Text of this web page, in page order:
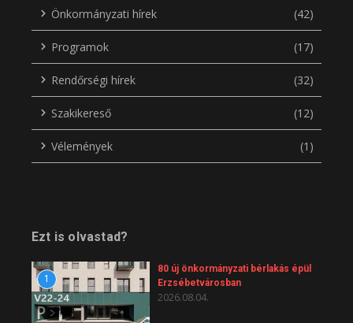
Önkormányzati hírek (42)
Programok (17)
Rendőrségi hírek (32)
Szakikereső (12)
Vélemények (1)
Ezt is olvastad?
1
80 új önkormányzati bérlakás épül
Erzsébetvárosban
2026.08.04.